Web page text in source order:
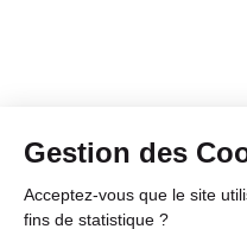
Gestion des
Acceptez-vous que le site
fins de statistique ?